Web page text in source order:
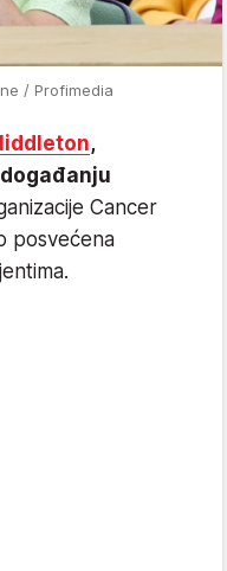
/ Profimedia
,
Cancer
posvećena